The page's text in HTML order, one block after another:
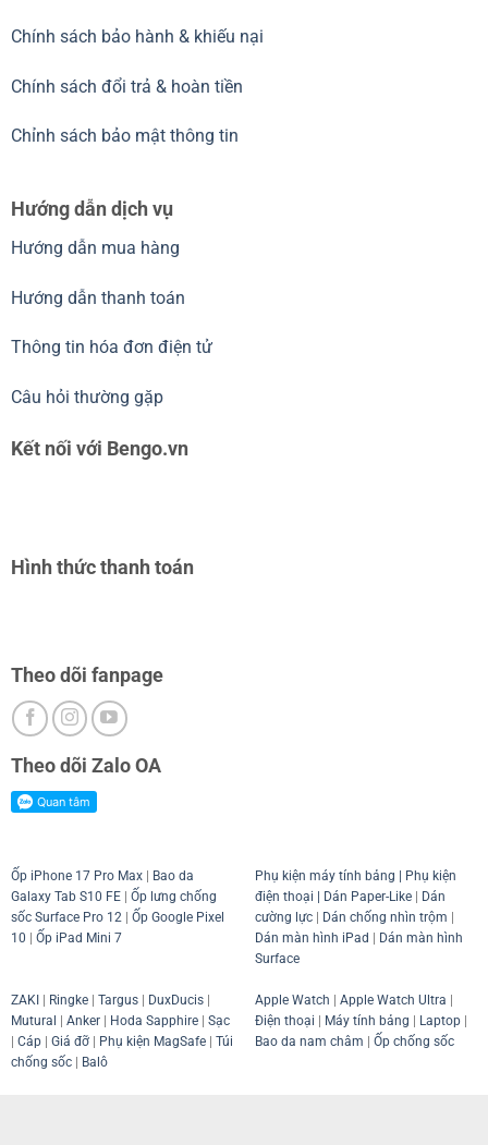
Chính sách bảo hành & khiếu nại
Chính sách đổi trả & hoàn tiền
Chỉnh sách bảo mật thông tin
Hướng dẫn dịch vụ
Hướng dẫn mua hàng
Hướng dẫn thanh toán
Thông tin hóa đơn điện tử
Câu hỏi thường gặp
Kết nối với Bengo.vn
Hình thức thanh toán
Theo dõi fanpage
Theo dõi Zalo OA
Ốp iPhone 17 Pro Max| Bao da
Galaxy Tab S10 FE| Ốp lưng chống
sốc Surface Pro 12| Ốp Google Pixel
10 | Ốp iPad Mini 7
Phụ kiện máy tính bảng | Phụ kiện
điện thoại | Dán Paper-Like| Dán
cường lực| Dán chống nhìn trộm |
Dán màn hình iPad | Dán màn hình
Surface
ZAKI Ringke| Targus| DuxDucis|
Mutural
Anker| Hoda Sapphire| Sạc
Cáp| Giá đỡ| Phụ kiện MagSafe| Túi
chống sốc| Balô
Apple Watch Apple Watch Ultra
Điện thoại
Máy tính bảng Laptop|
Bao da nam châm
Ốp chống sốc